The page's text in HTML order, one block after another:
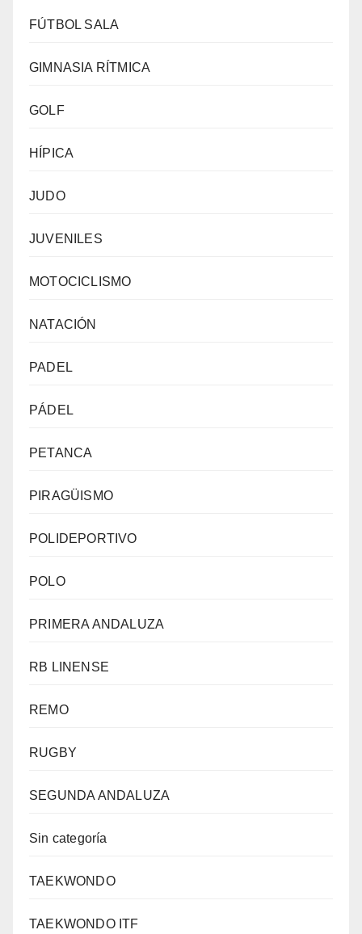
FÚTBOL SALA
GIMNASIA RÍTMICA
GOLF
HÍPICA
JUDO
JUVENILES
MOTOCICLISMO
NATACIÓN
PADEL
PÁDEL
PETANCA
PIRAGÜISMO
POLIDEPORTIVO
POLO
PRIMERA ANDALUZA
RB LINENSE
REMO
RUGBY
SEGUNDA ANDALUZA
Sin categoría
TAEKWONDO
TAEKWONDO ITF